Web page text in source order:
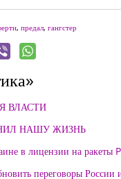
, предал, гангстер
ВЛАСТИ
НАШУ ЖИЗНЬ
в лицензии на ракеты
переговоры России